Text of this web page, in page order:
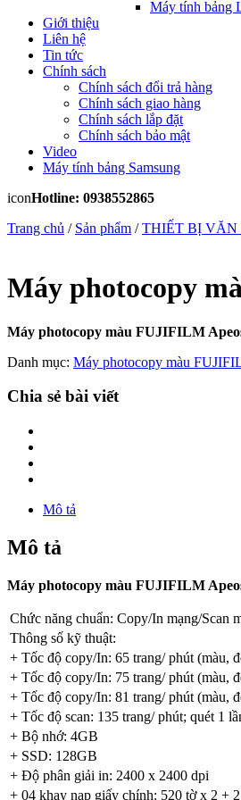
Máy tính bảng
Giới thiệu
Liên hệ
Tin tức
Chính sách
Chính sách đổi trả hàng
Chính sách giao hàng
Chính sách lắp đặt
Chính sách bảo mật
Video
Máy tính bảng Samsung
iconHotline: 0938552865
Trang chủ / Sản phẩm /THIẾT BỊ VĂN
Máy photocopy
Máy photocopy màu FUJIFILM
Danh mục: Máy photocopy màu
Chia sẻ bài viết
Mô tả
Mô tả
Máy photocopy màu FUJIFILM
Chức năng chuẩn: Copy/In mạng/Scan
Thông số kỹ thuật:
+ Tốc độ copy/In: 65 trang/ phút (màu,
+ Tốc độ copy/In: 75 trang/ phút (màu,
+ Tốc độ copy/In: 81 trang/ phút (màu,
+ Tốc độ scan: 135 trang/ phút; quét 1
+ Bộ nhớ: 4GB
+ SSD: 128GB
+ Độ phân giải in: 2400 x 2400 dpi
+ 04 khay nạp giấy chính: 520 tờ x 2 +